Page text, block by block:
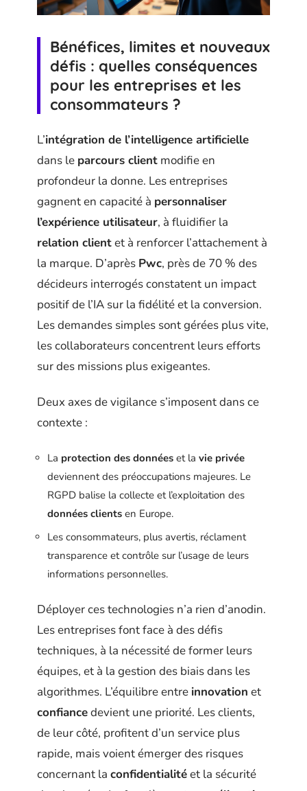
Bénéfices, limites et nouveaux
défis : quelles conséquences
pour les entreprises et les
consommateurs ?
L’intégration de l’intelligence artificielle
dans le parcours client modifie en
profondeur la donne. Les entreprises
gagnent en capacité à personnaliser
l’expérience utilisateur, à fluidifier la
relation clientet à renforcer l’attachement à
la marque. D’après Pwc, près de 70 % des
décideurs interrogés constatent un impact
positif de l’IA sur la fidélité et la conversion.
Les demandes simples sont gérées plus vite,
les collaborateurs concentrent leurs efforts
sur des missions plus exigeantes.
Deux axes de vigilance s’imposent dans ce
contexte :
La protection des données et la vie privée
deviennent des préoccupations majeures. Le
RGPD balise la collecte et l’exploitation des
données clients en Europe.
Les consommateurs, plus avertis, réclament
transparence et contrôle sur l’usage de leurs
informations personnelles.
Déployer ces technologies n’a rien d’anodin.
Les entreprises font face à des défis
techniques, à la nécessité de former leurs
équipes, et à la gestion des biais dans les
algorithmes. L’équilibre entre innovation et
confiancedevient une priorité. Les clients,
de leur côté, profitent d’un service plus
rapide, mais voient émerger des risques
concernant la confidentialitéet la sécurité